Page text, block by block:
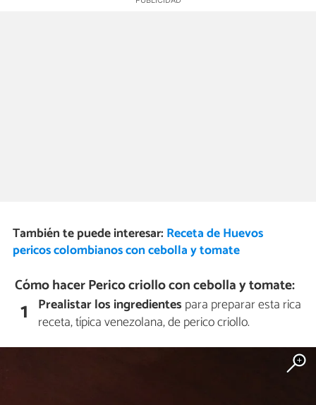
También te puede interesar: Receta de Huevos
pericos colombianos con cebolla y tomate
Cómo hacer Perico criollo con cebolla y tomate:
1 Prealistar los ingredientes para preparar esta rica
receta, típica venezolana, de perico criollo.